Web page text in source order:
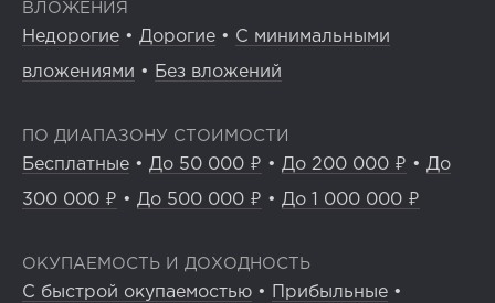
ВЛОЖЕНИЯ
Недорогие • Дорогие • С минимальными
вложениями • Без вложений
ПО ДИАПАЗОНУ СТОИМОСТИ
Бесплатные • До 50 000 ₽ • До 200 000 ₽ • До
300 000 ₽ • До 500 000 ₽ • До 1 000 000 ₽
ОКУПАЕМОСТЬ И ДОХОДНОСТЬ
С быстрой окупаемостью • Прибыльные •